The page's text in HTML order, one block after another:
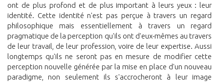
ont de plus profond et de plus important à leurs yeux : leur
identité. Cette identité n'est pas perçue à travers un regard
philosophique mais essentiellement à travers un regard
pragmatique de la perception qu'ils ont d'eux-mêmes au travers
de leur travail, de leur profession, voire de leur expertise. Aussi
longtemps qu'ils ne seront pas en mesure de modifier cette
perception nouvelle générée par la mise en place d'un nouveau
paradigme, non seulement ils s'accrocheront à leur image